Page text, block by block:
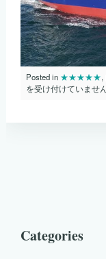
Posted in ★★★★★,
を受け付けていませ
Categories